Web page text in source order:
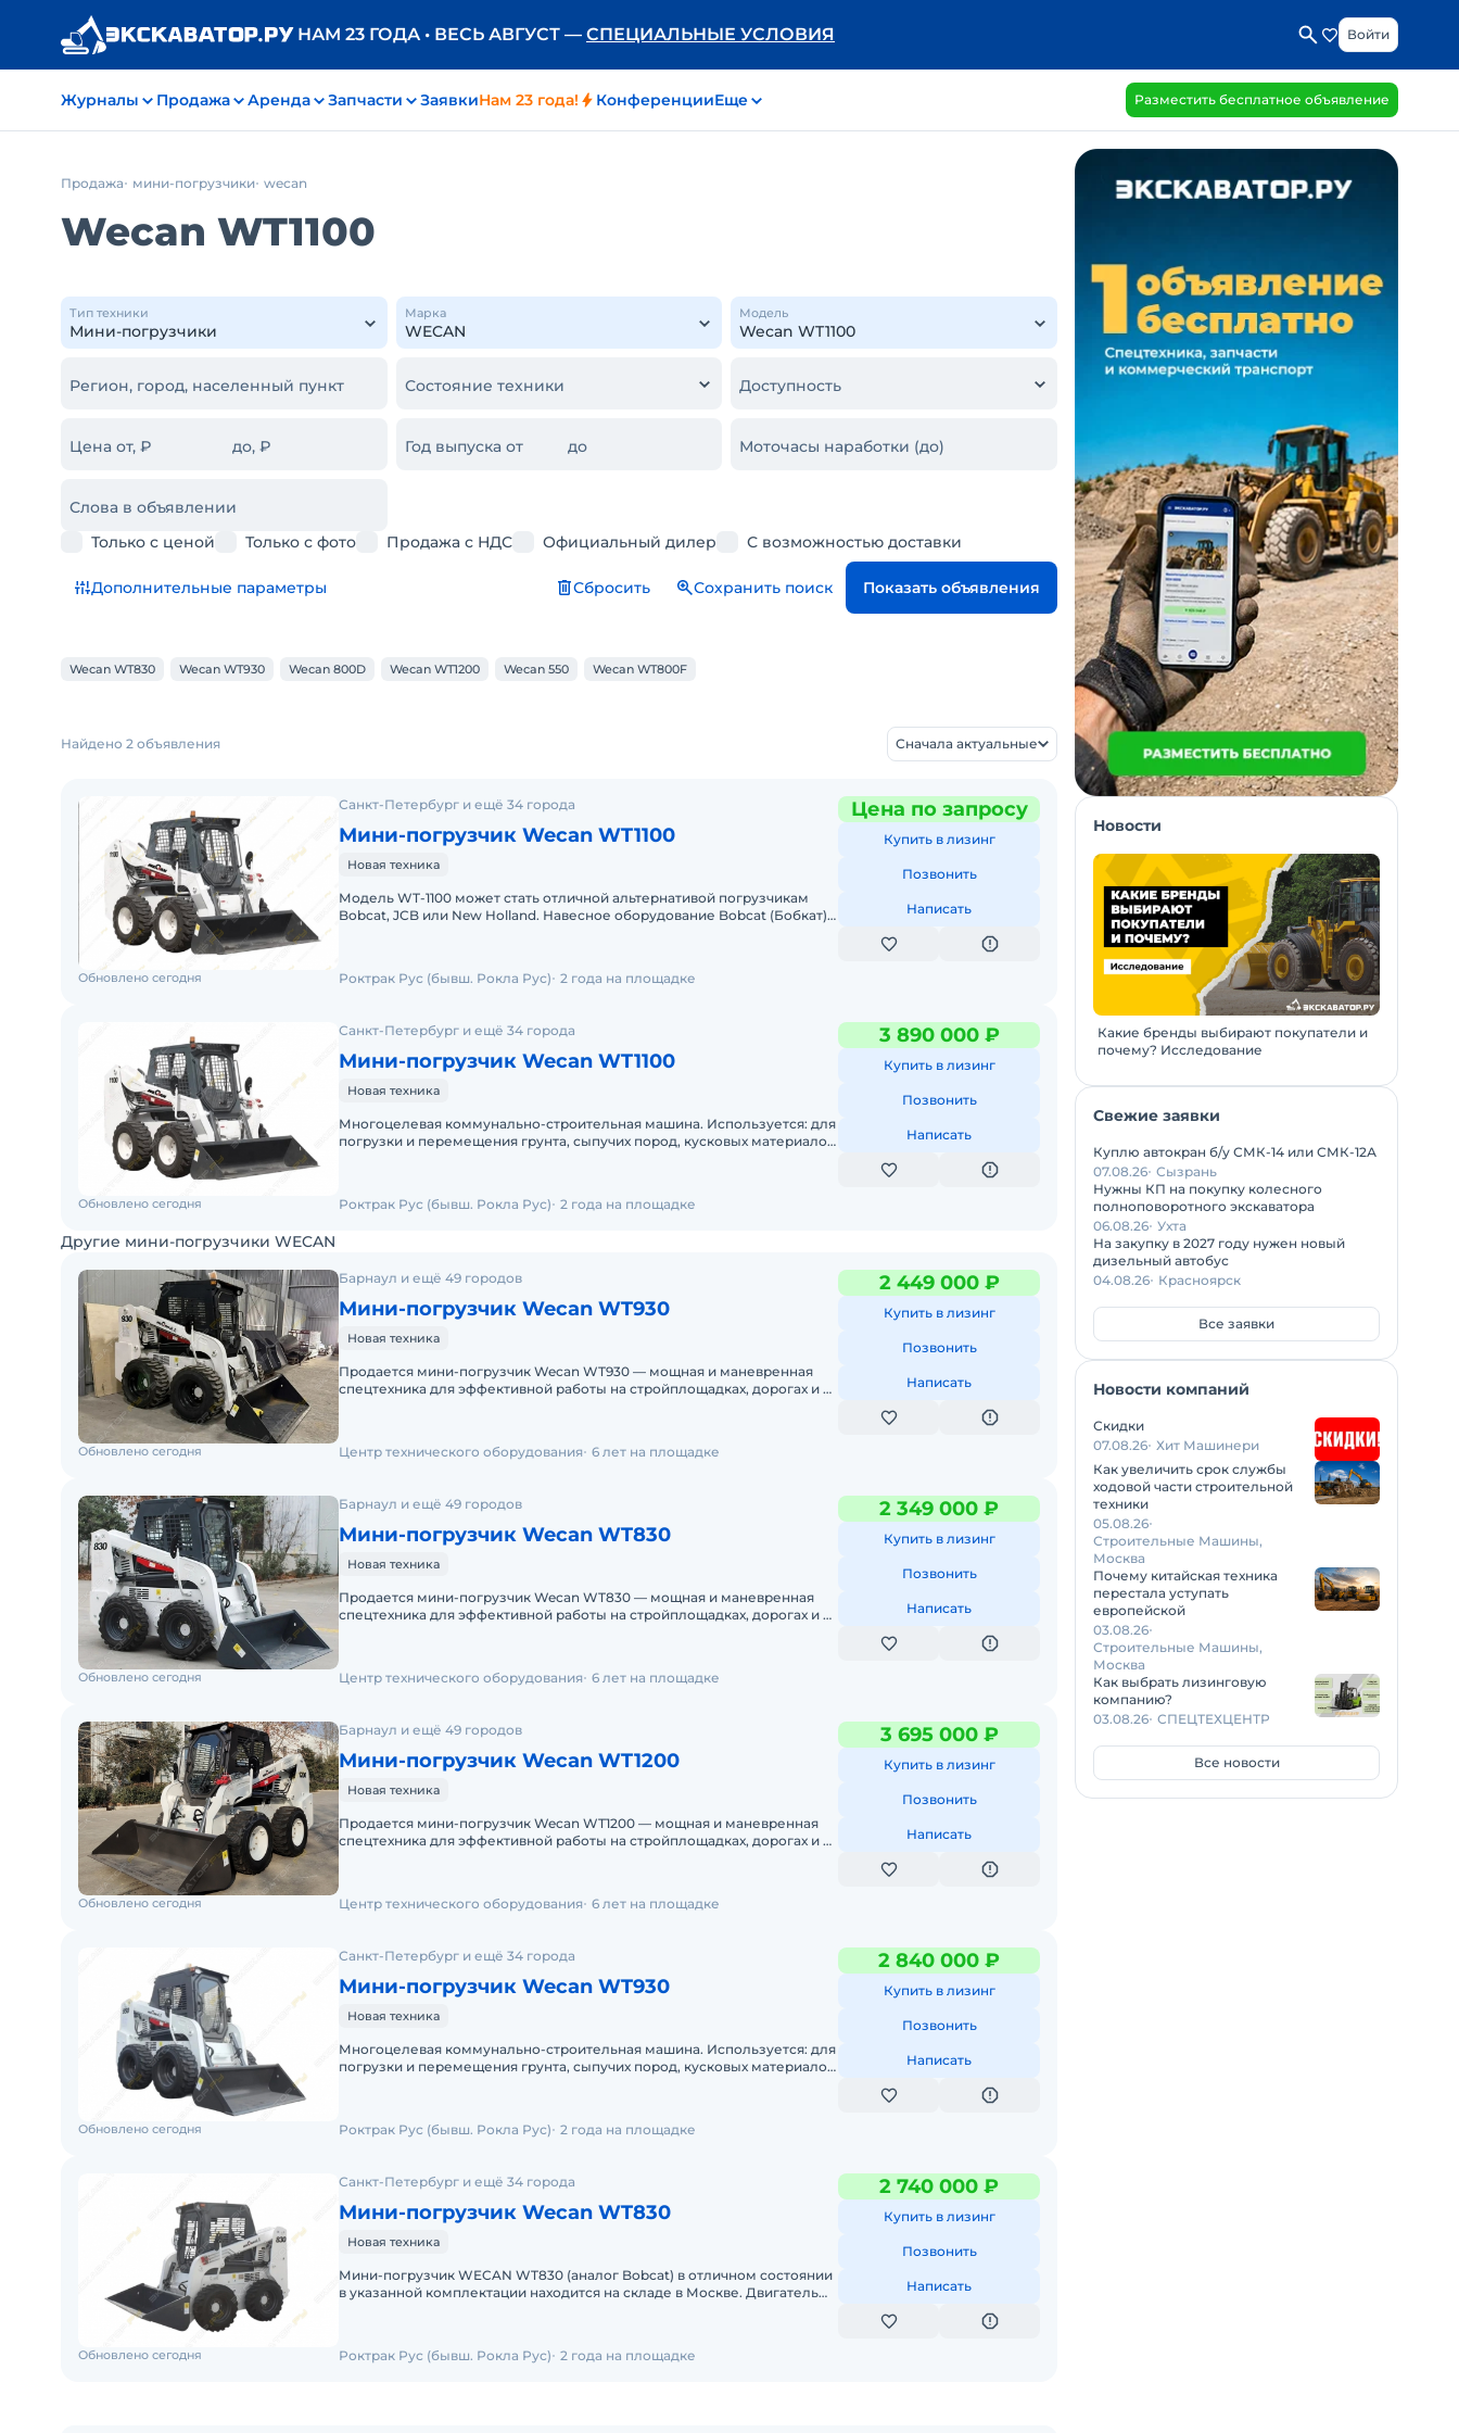
НАМ 23 ГОДА • ВЕСЬ АВГУСТ — СПЕЦИАЛЬНЫЕ УСЛОВИЯ Войти
Журналы Продажа Аренда Запчасти ЗаявкиНам 23 года! КонференцииЕще Разместить бесплатное объявление
Продажа мини-погрузчики wecan
Wecan WT1100
Тип техники Марка Модель
Регион, город, населенный пункт Состояние техники Доступность
Цена от, ₽ до, ₽ Год выпуска от до Моточасы наработки (до)
Слова в объявлении
Только с ценой
Только с фото Продажа с НДС Официальный дилер С возможностью доставки
Дополнительные параметры Сбросить Сохранить поиск Показать объявления
Wecan WT830 Wecan WT930 Wecan 800D Wecan WT1200 Wecan 550 Wecan WT800F
Найдено 2 объявления Сначала актуальные
Санкт-Петербург и ещё 34 города
Мини-погрузчик Wecan WT1100
Новая техника
Модель WT-1100 может стать отличной альтернативой погрузчикам
Bobcat, JCB или New Holland. Навесное оборудование Bobcat (Бобкат)
Цена по запросу
Купить в лизинг
Позвонить
Написать
Обновлено сегодня Роктрак Рус (бывш. Рокла Рус) 2 года на площадке
Санкт-Петербург и ещё 34 города
Мини-погрузчик Wecan WT1100
Новая техника
Многоцелевая коммунально-строительная машина. Используется: для
погрузки и перемещения грунта, сыпучих пород, кусковых материалов;
3 890 000 ₽
Купить в лизинг
Позвонить
Написать
Обновлено сегодня Роктрак Рус (бывш. Рокла Рус) 2 года на площадке
Другие мини-погрузчики WECAN
Барнаул и ещё 49 городов
Мини-погрузчик Wecan WT930
Новая техника
Продается мини-погрузчик Wecan WT930 — мощная и маневренная
спецтехника для эффективной работы на стройплощадках, дорогах и в
2 449 000 ₽
Купить в лизинг
Позвонить
Написать
Обновлено сегодня Центр технического оборудования 6 лет на площадке
Барнаул и ещё 49 городов
Мини-погрузчик Wecan WT830
Новая техника
Продается мини-погрузчик Wecan WT830 — мощная и маневренная
спецтехника для эффективной работы на стройплощадках, дорогах и в
2 349 000 ₽
Купить в лизинг
Позвонить
Написать
Обновлено сегодня Центр технического оборудования 6 лет на площадке
Барнаул и ещё 49 городов
Мини-погрузчик Wecan WT1200
Новая техника
Продается мини-погрузчик Wecan WT1200 — мощная и маневренная
спецтехника для эффективной работы на стройплощадках, дорогах и в
3 695 000 ₽
Купить в лизинг
Позвонить
Написать
Обновлено сегодня Центр технического оборудования 6 лет на площадке
Санкт-Петербург и ещё 34 города
Мини-погрузчик Wecan WT930
Новая техника
Многоцелевая коммунально-строительная машина. Используется: для
погрузки и перемещения грунта, сыпучих пород, кусковых материалов;
2 840 000 ₽
Купить в лизинг
Позвонить
Написать
Обновлено сегодня Роктрак Рус (бывш. Рокла Рус) 2 года на площадке
Санкт-Петербург и ещё 34 города
Мини-погрузчик Wecan WT830
Новая техника
Мини-погрузчик WECAN WT830 (аналог Bobcat) в отличном состоянии
в указанной комплектации находится на складе в Москве. Двигатель
2 740 000 ₽
Купить в лизинг
Позвонить
Написать
Обновлено сегодня Роктрак Рус (бывш. Рокла Рус) 2 года на площадке
Новости
Какие бренды выбирают покупатели и
почему? Исследование
Свежие заявки
Куплю автокран б/у СМК-14 или СМК-12А
07.08.26 Сызрань
Нужны КП на покупку колесного
полноповоротного экскаватора
06.08.26 Ухта
На закупку в 2027 году нужен новый
дизельный автобус
04.08.26 Красноярск
Все заявки
Новости компаний
Скидки
07.08.26 Хит Машинери
Как увеличить срок службы
ходовой части строительной
техники
05.08.26
Строительные Машины,
Москва
Почему китайская техника
перестала уступать
европейской
03.08.26
Строительные Машины,
Москва
Как выбрать лизинговую
компанию?
03.08.26 СПЕЦТЕХЦЕНТР
Все новости